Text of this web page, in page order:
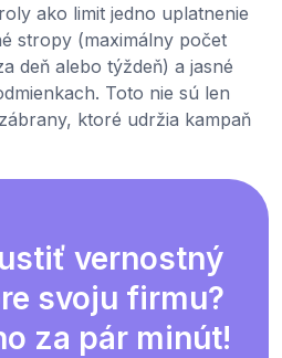
ako limit jedno uplatnenie
stropy (maximálny počet
deň alebo týždeň) a jasné
Toto nie sú len
ktoré udržia kampaň
vernostný
svoju firmu?
za pár minút!